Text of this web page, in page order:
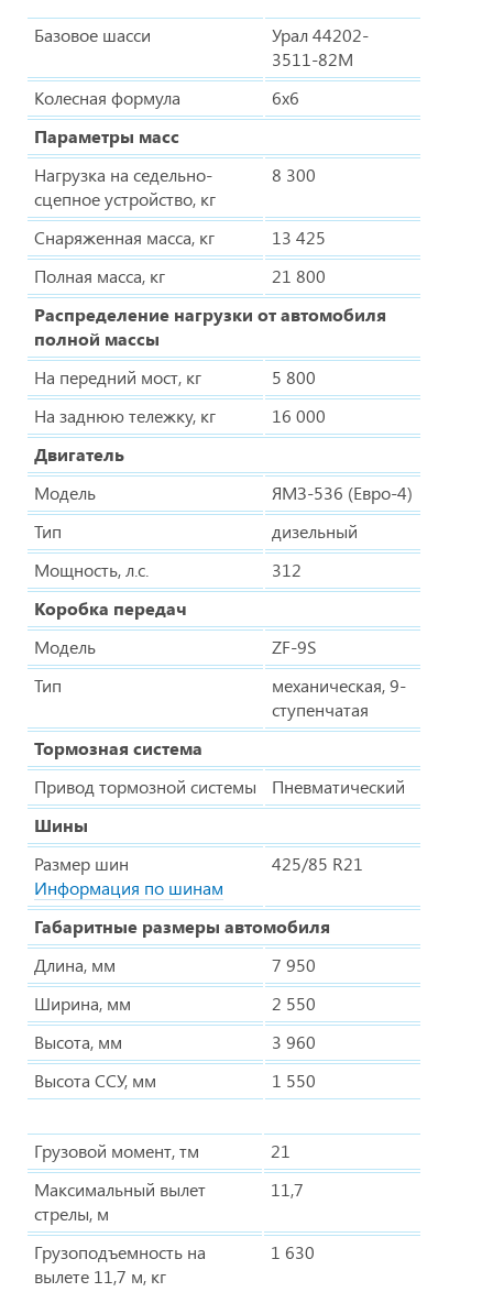
Базовое шасси
Урал 44202-
3511-82М
Колесная формула
6х6
Параметры масс
Нагрузка на седельно-
сцепное устройство, кг
8 300
Снаряженная масса, кг
13 425
Полная масса, кг
21 800
Распределение нагрузки от автомобиля
полной массы
На передний мост, кг
5 800
На заднюю тележку, кг
16 000
Двигатель
Модель
ЯМЗ-536 (Евро-4)
Тип
дизельный
Мощность, л.с.
312
Коробка передач
Модель
ZF-9S
Тип
механическая, 9-
ступенчатая
Тормозная система
Привод тормозной системы
Пневматический
Шины
Размер шин
Информация по шинам
425/85 R21
Габаритные размеры автомобиля
Длина, мм
7 950
Ширина, мм
2 550
Высота, мм
3 960
Высота ССУ, мм
1 550
Грузовой момент, тм
21
Максимальный вылет
стрелы, м
11,7
Грузоподъемность на
вылете 11,7 м, кг
1 630